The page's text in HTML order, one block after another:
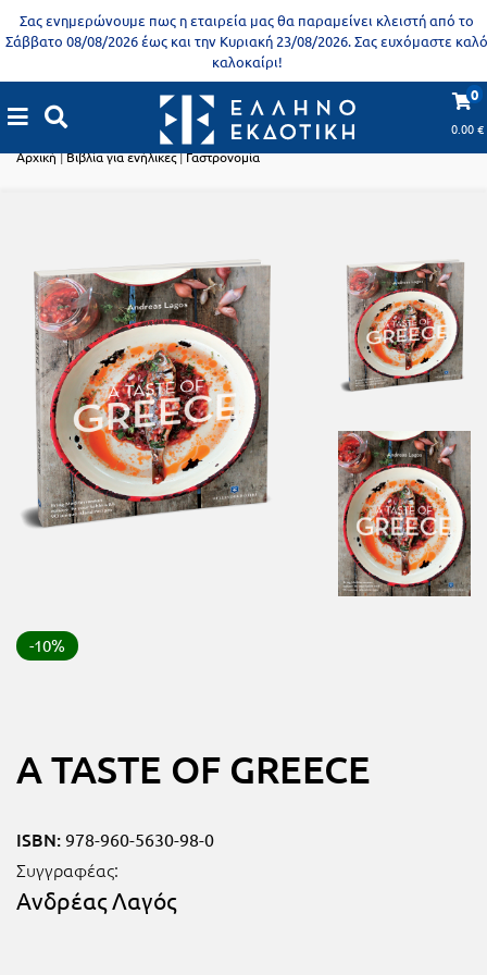
Σας ενημερώνουμε πως η εταιρεία μας θα παραμείνει κλειστή από το
Σάββατο 08/08/2026 έως και την Κυριακή 23/08/2026. Σας ευχόμαστε καλό
καλοκαίρι!
0
0.00€
X
Βιβλία
ενήλικες
Αποκλειστική
διάθεση
Trivia
Books
- Η
γνώση
είναι
FUN!
Ορθόδοξα
χριστιανικά
γλώσσες
Προδημοτική
εκπαίδευση
Εκπαιδευτικές
αφίσες
Βιβλία
Ελληνίζειν
Δημοτικό
Α΄
Τάξη
Β΄
Τάξη
Δ΄
Τάξη
Τάξη
Γυμνάσιο
Βιβλία για ενήλικες
Αρχική|Βιβλία για ενήλικες|Γαστρονομία
A TASTE OF GREECE
ISBN: 978-960-5630-98-0
Συγγραφέας:
Ανδρέας Λαγός
-10%